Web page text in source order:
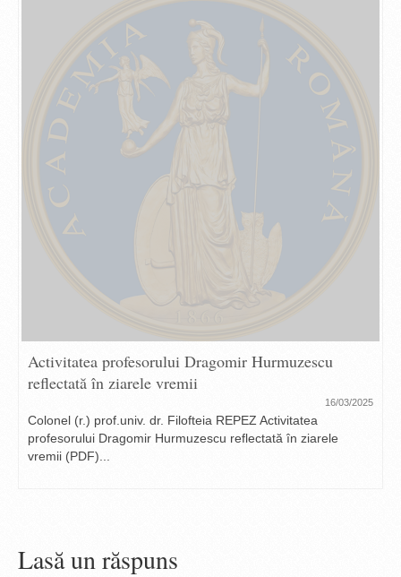
Activitatea profesorului Dragomir Hurmuzescu
reflectată în ziarele vremii
16/03/2025
Colonel (r.) prof.univ. dr. Filofteia REPEZ Activitatea
profesorului Dragomir Hurmuzescu reflectată în ziarele
vremii (PDF)...
Lasă un răspuns